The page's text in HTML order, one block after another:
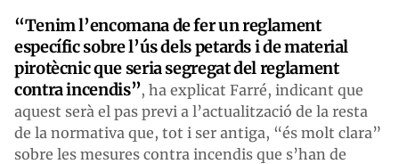
“Tenim l’encomana de fer un reglament
específic sobre l’ús dels petards i de material
pirotècnic que seria segregat del reglament
contra incendis”, ha explicat Farré, indicant que
aquest serà el pas previ a l’actualització de la resta
de la normativa que, tot i ser antiga, “és molt clara”
sobre les mesures contra incendis que s’han de